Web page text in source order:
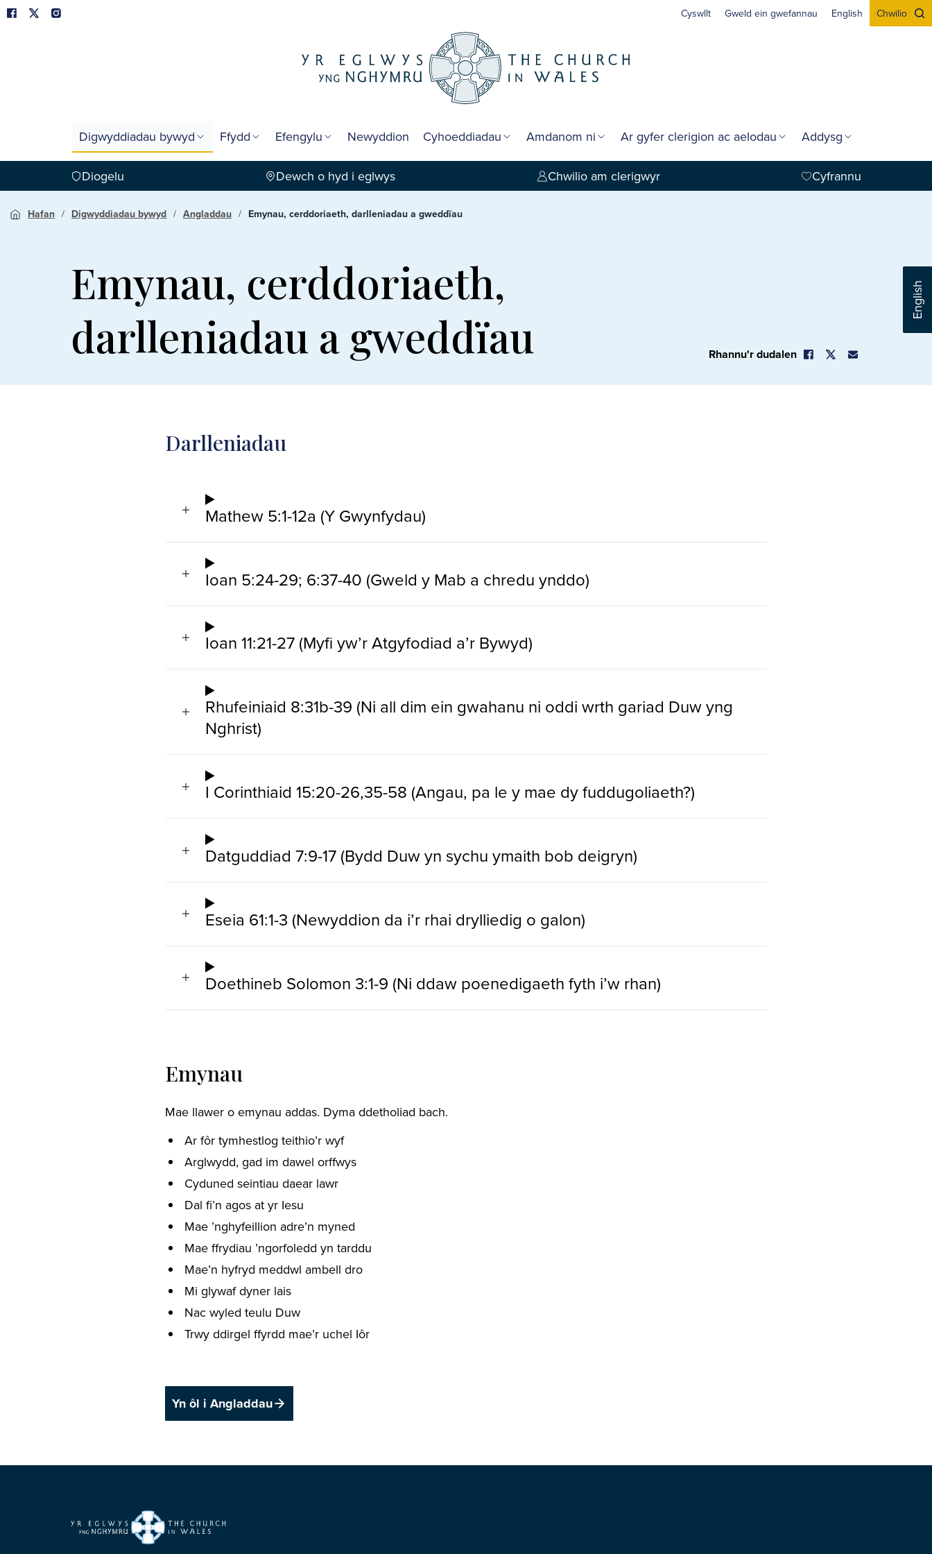
English
Cyswllt Gweld ein gwefannau English Chwilio
Digwyddiadau bywyd Ffydd Efengylu Newyddion Cyhoeddiadau Amdanom ni Ar gyfer clerigion ac aelodau Addysg
Diogelu Dewch o hyd i eglwys Chwilio am clerigwyr Cyfrannu
Hafan Digwyddiadau bywyd Angladdau Emynau, cerddoriaeth, darlleniadau a gweddïau
Emynau, cerddoriaeth,
darlleniadau a gweddïau
Rhannu'r dudalen
Darlleniadau
Mathew 5:1-12a (Y Gwynfydau)
Ioan 5:24-29; 6:37-40 (Gweld y Mab a chredu ynddo)
Ioan 11:21-27 (Myfi yw’r Atgyfodiad a’r Bywyd)
Rhufeiniaid 8:31b-39 (Ni all dim ein gwahanu ni oddi wrth gariad Duw yng
Nghrist)
I Corinthiaid 15:20-26,35-58 (Angau, pa le y mae dy fuddugoliaeth?)
Datguddiad 7:9-17 (Bydd Duw yn sychu ymaith bob deigryn)
Eseia 61:1-3 (Newyddion da i’r rhai drylliedig o galon)
Doethineb Solomon 3:1-9 (Ni ddaw poenedigaeth fyth i’w rhan)
Emynau
Mae llawer o emynau addas. Dyma ddetholiad bach.
Ar fôr tymhestlog teithio’r wyf
Arglwydd, gad im dawel orffwys
Cyduned seintiau daear lawr
Dal fi’n agos at yr Iesu
Mae ’nghyfeillion adre’n myned
Mae ffrydiau ’ngorfoledd yn tarddu
Mae’n hyfryd meddwl ambell dro
Mi glywaf dyner lais
Nac wyled teulu Duw
Trwy ddirgel ffyrdd mae’r uchel Iôr
Yn ôl i Angladdau